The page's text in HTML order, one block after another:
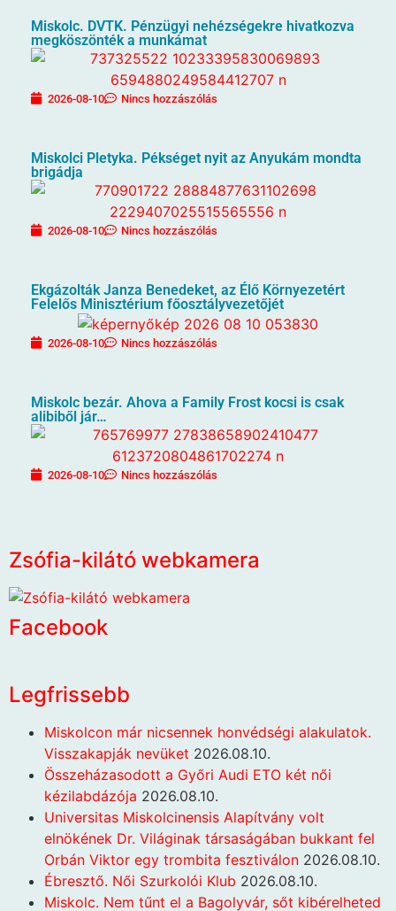
Miskolc. DVTK. Pénzügyi nehézségekre hivatkozva
megköszönték a munkámat
2026-08-10 Nincs hozzászólás
Miskolci Pletyka. Pékséget nyit az Anyukám mondta
brigádja
2026-08-10 Nincs hozzászólás
Ekgázolták Janza Benedeket, az Élő Környezetért
Felelős Minisztérium főosztályvezetőjét
2026-08-10 Nincs hozzászólás
Miskolc bezár. Ahova a Family Frost kocsi is csak
alibiből jár…
2026-08-10 Nincs hozzászólás
Zsófia-kilátó webkamera
Facebook
Legfrissebb
Miskolcon már nicsennek honvédségi alakulatok.
Visszakapják nevüket 2026.08.10.
Összeházasodott a Győri Audi ETO két női
kézilabdázója 2026.08.10.
Universitas Miskolcinensis Alapítvány volt
elnökének Dr. Világinak társaságában bukkant fel
Orbán Viktor egy trombita fesztiválon 2026.08.10.
Ébresztő. Női Szurkolói Klub 2026.08.10.
Miskolc. Nem tűnt el a Bagolyvár, sőt kibérelheted